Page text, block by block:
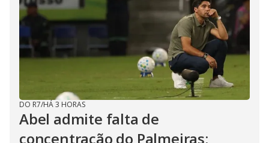
DO R7/HÁ 3 HORAS
Abel admite falta de
concentração do Palmeiras: